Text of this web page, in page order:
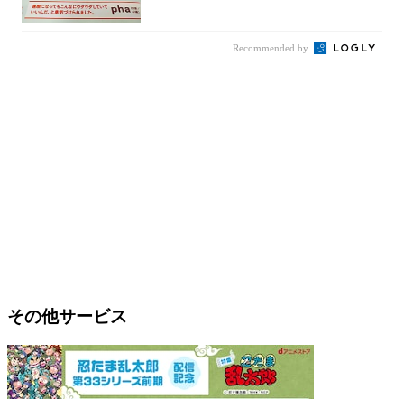
Recommended by
その他サービス